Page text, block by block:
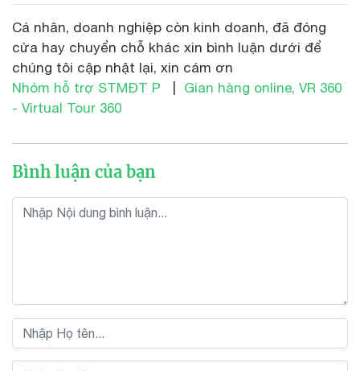
Cá nhân, doanh nghiệp còn kinh doanh, đã đóng
cửa hay chuyển chỗ khác xin bình luận dưới để
chúng tôi cập nhật lại, xin cám ơn
Nhóm hỗ trợ STMĐT P
Gian hàng online, VR 360
- Virtual Tour 360
Bình luận của bạn